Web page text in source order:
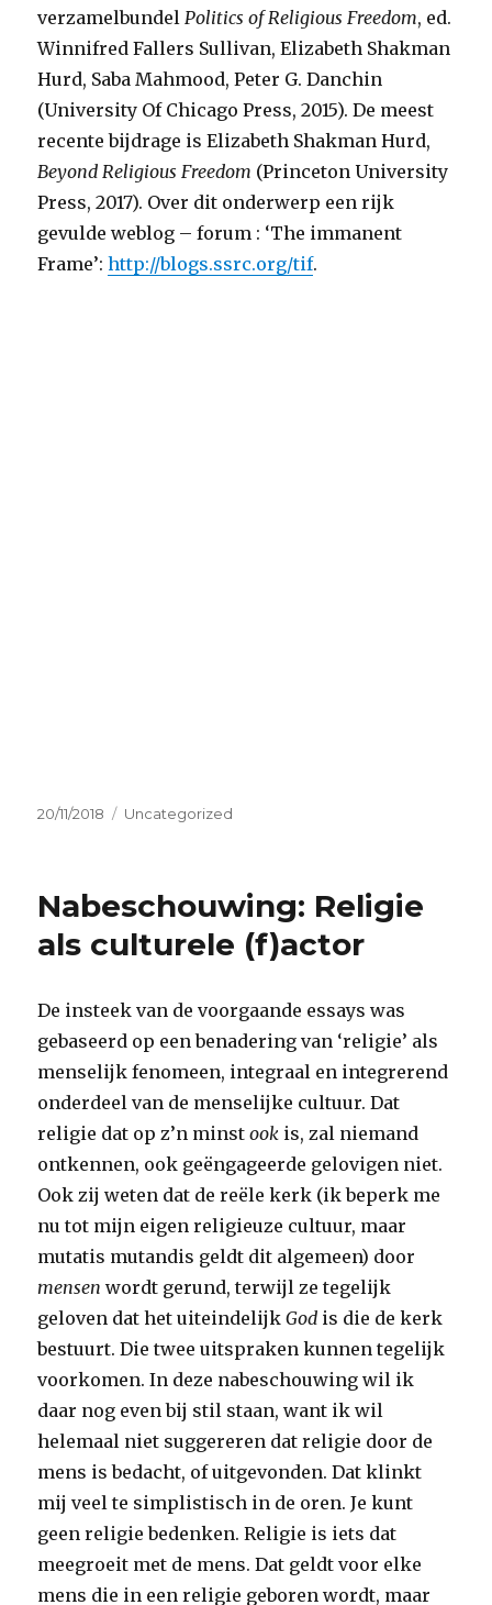
verzamelbundelPolitics of Religious Freedom, ed.
Winnifred Fallers Sullivan, Elizabeth Shakman
Hurd, Saba Mahmood, Peter G. Danchin
(University Of Chicago Press, 2015). De meest
recente bijdrage is Elizabeth Shakman Hurd,
Beyond Religious Freedom (Princeton University
Press, 2017). Over dit onderwerp een rijk
gevulde weblog – forum : ‘The immanent
Frame’:http://blogs.ssrc.org/tif.
Geplaatst
20/11/2018 Categorieën
Uncategorized
Nabeschouwing: Religie
als culturele (f)actor
De insteek van de voorgaande essays was
gebaseerd op een benadering van ‘religie’ als
menselijk fenomeen, integraal en integrerend
onderdeel van de menselijke cultuur. Dat
religie dat op z’n minstook is, zal niemand
ontkennen, ook geëngageerde gelovigen niet.
Ook zij weten dat de reële kerk (ik beperk me
nu tot mijn eigen religieuze cultuur, maar
mutatis mutandis geldt dit algemeen) door
mensen wordt gerund, terwijl ze tegelijk
geloven dat het uiteindelijkGod is die de kerk
bestuurt. Die twee uitspraken kunnen tegelijk
voorkomen. In deze nabeschouwing wil ik
daar nog even bij stil staan, want ik wil
helemaal niet suggereren dat religie door de
mens is bedacht, of uitgevonden. Dat klinkt
mij veel te simplistisch in de oren. Je kunt
geen religie bedenken. Religie is iets dat
meegroeit met de mens. Dat geldt voor elke
mens die in een religie geboren wordt, maar